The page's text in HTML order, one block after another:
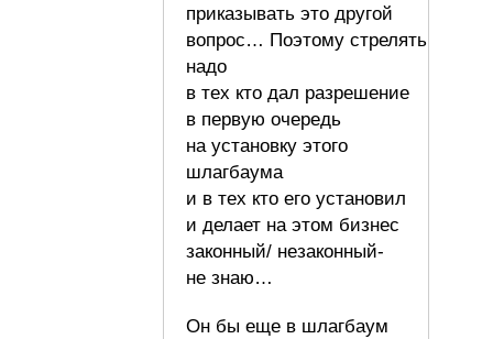
приказывать это другой
вопрос… Поэтому стрелять
надо
в тех кто дал разрешение
в первую очередь
на установку этого
шлагбаума
и в тех кто его установил
и делает на этом бизнес
законный/ незаконный-
не знаю…
Он бы еще в шлагбаум